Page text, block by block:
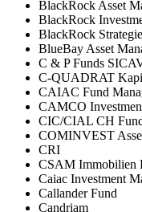
BlackRock Asset
BlackRock
BlackRock
BlueBay Asset
C & P Funds
C-QUADRAT
CAIAC Fund
CAMCO
CIC/CIAL CH
COMINVEST
CRI
CSAM Immobilien
Caiac Investment
Callander Fund
Candriam